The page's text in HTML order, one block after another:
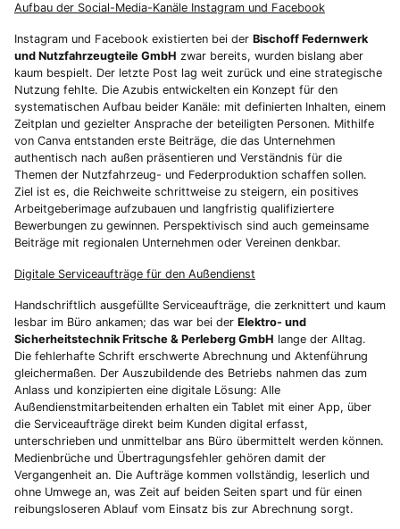
Aufbau der Social-Media-Kanäle Instagram und Facebook
Instagram und Facebook existierten bei der Bischoff Federnwerk
und Nutzfahrzeugteile GmbH zwar bereits, wurden bislang aber
kaum bespielt. Der letzte Post lag weit zurück und eine strategische
Nutzung fehlte. Die Azubis entwickelten ein Konzept für den
systematischen Aufbau beider Kanäle: mit definierten Inhalten, einem
Zeitplan und gezielter Ansprache der beteiligten Personen. Mithilfe
von Canva entstanden erste Beiträge, die das Unternehmen
authentisch nach außen präsentieren und Verständnis für die
Themen der Nutzfahrzeug- und Federproduktion schaffen sollen.
Ziel ist es, die Reichweite schrittweise zu steigern, ein positives
Arbeitgeberimage aufzubauen und langfristig qualifiziertere
Bewerbungen zu gewinnen. Perspektivisch sind auch gemeinsame
Beiträge mit regionalen Unternehmen oder Vereinen denkbar.
Digitale Serviceaufträge für den Außendienst
Handschriftlich ausgefüllte Serviceaufträge, die zerknittert und kaum
lesbar im Büro ankamen; das war bei der Elektro- und
Sicherheitstechnik Fritsche & Perleberg GmbH lange der Alltag.
Die fehlerhafte Schrift erschwerte Abrechnung und Aktenführung
gleichermaßen. Der Auszubildende des Betriebs nahmen das zum
Anlass und konzipierten eine digitale Lösung: Alle
Außendienstmitarbeitenden erhalten ein Tablet mit einer App, über
die Serviceaufträge direkt beim Kunden digital erfasst,
unterschrieben und unmittelbar ans Büro übermittelt werden können.
Medienbrüche und Übertragungsfehler gehören damit der
Vergangenheit an. Die Aufträge kommen vollständig, leserlich und
ohne Umwege an, was Zeit auf beiden Seiten spart und für einen
reibungsloseren Ablauf vom Einsatz bis zur Abrechnung sorgt.